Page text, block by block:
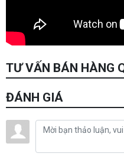
TƯ VẤN BÁN HÀNG
ĐÁNH GIÁ